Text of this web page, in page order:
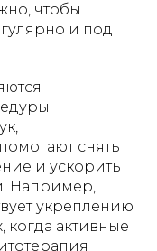
чтобы
и под
снять
и ускорить
Например,
укреплению
когда активные